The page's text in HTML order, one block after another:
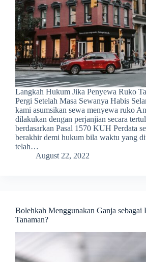
Langkah Hukum Jika Penyewa Ruko
Pergi Setelah Masa Sewanya Habis
kami asumsikan sewa menyewa ruko
dilakukan dengan perjanjian secara
berdasarkan Pasal 1570 KUH Perdata
berakhir demi hukum bila waktu yang
telah…
August 22, 2022
Bolehkah Menggunakan Ganja sebagai
Tanaman?